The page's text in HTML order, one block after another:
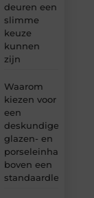
deuren een
slimme
keuze
kunnen
zijn
Waarom
kiezen voor
een
deskundige
glazen- en
porseleinhandelaar
boven een